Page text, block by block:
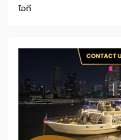
ไอที